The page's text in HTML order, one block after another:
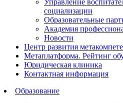
Управление
социализации
Образовательные
Академия
Новости
Центр развития
Метаплатформа. Рейтинг
Юридическая клиника
Контактная информация
Образование